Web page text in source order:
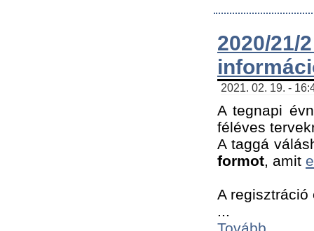
2020/
2021. 02. 19. -
A tegnapi
féléves
A taggá
formot, amit
A
...